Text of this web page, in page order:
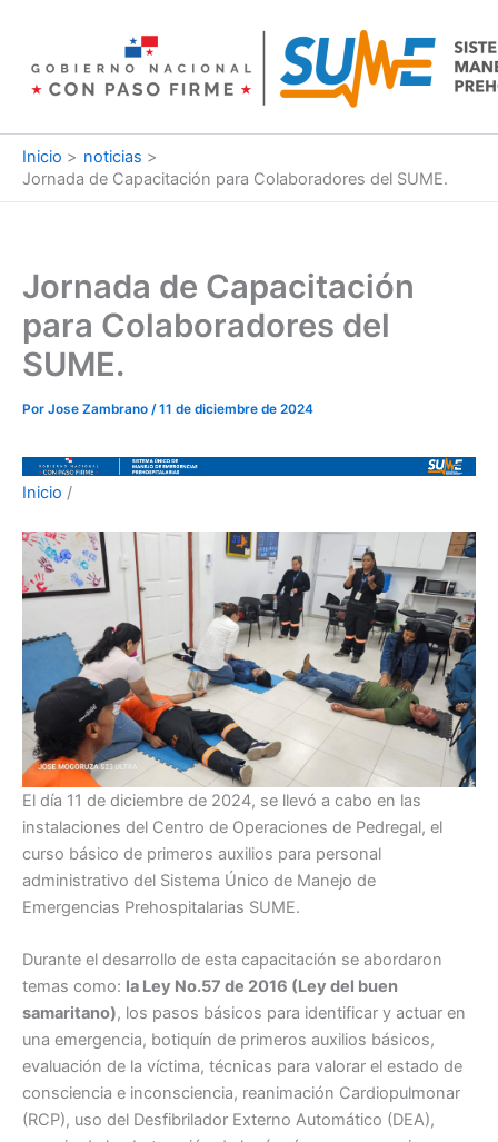
contenido
Inicio
noticias
Jornada de Capacitación para Colaboradores del SUME.
Jornada de Capacitación
para Colaboradores del
SUME.
Por Jose Zambrano /11 de diciembre de 2024
Inicio /
El día 11 de diciembre de 2024, se llevó a cabo en las
instalaciones del Centro de Operaciones de Pedregal, el
curso básico de primeros auxilios para personal
administrativo del Sistema Único de Manejo de
Emergencias Prehospitalarias SUME.
Durante el desarrollo de esta capacitación se abordaron
temas como: la Ley No.57 de 2016 (Ley del buen
samaritano), los pasos básicos para identificar y actuar en
una emergencia, botiquín de primeros auxilios básicos,
evaluación de la víctima, técnicas para valorar el estado de
consciencia e inconsciencia, reanimación Cardiopulmonar
(RCP), uso del Desfibrilador Externo Automático (DEA),